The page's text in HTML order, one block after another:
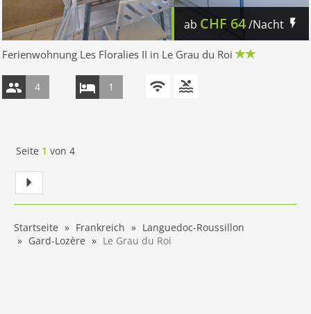
ab CHF 64/Nacht
Ferienwohnung Les Floralies II in Le Grau du Roi
4 1
Seite 1 von 4
Startseite Frankreich
Languedoc-Roussillon
Gard-Lozère
Le Grau du Roi